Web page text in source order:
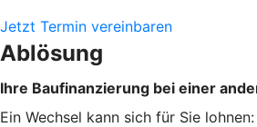
Jetzt Termin vereinbaren
Ablösung
Ihre Baufinanzierung bei einer
Ein Wechsel kann sich für Sie